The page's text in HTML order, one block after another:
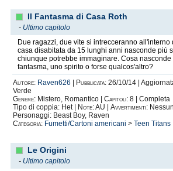
Il Fantasma di Casa Roth
- Ultimo capitolo
Due ragazzi, due vite si intrecceranno all'interno
casa disabitata da 15 lunghi anni nasconde più
chiunque potrebbe immaginare. Cosa nasconde
fantasma, uno spirito o forse qualcos'altro?
Autore: Raven626 Pubblicata: 26/10/14 |
Verde
Genere: Mistero, Romantico | Capitoli: 8 | Completa
Tipo di coppia: Het |
Note:AU | Avvertimenti:
Personaggi: Beast Boy, Raven
Categoria: Fumetti/Cartoni americani > Teen Titans
Le Origini
- Ultimo capitolo